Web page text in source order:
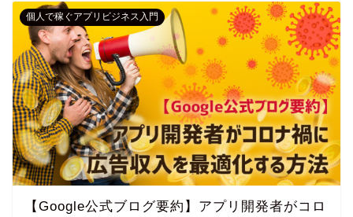
個人で稼ぐアプリビジネス入門
【Google公式ブログ要約】アプリ開発者がコロ